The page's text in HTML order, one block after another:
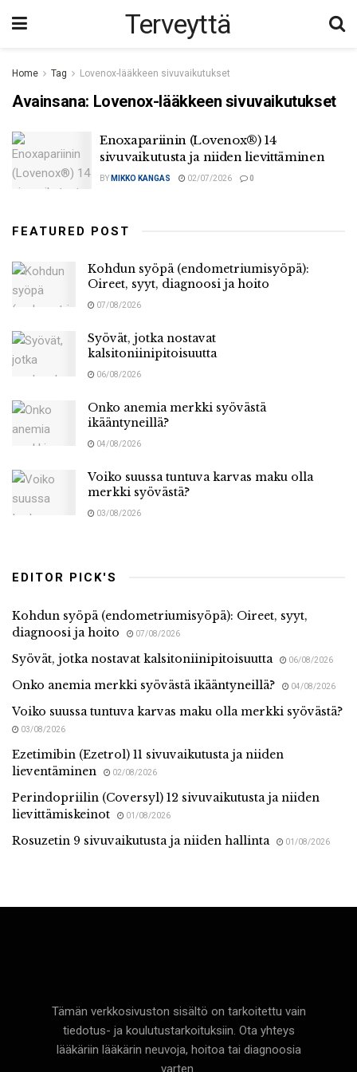
Terveyttä
Home Tag Lovenox-lääkkeen sivuvaikutukset
Avainsana: Lovenox-lääkkeen sivuvaikutukset
Enoxapariinin (Lovenox®) 14
sivuvaikutusta ja niiden lievittäminen
BY MIKKO KANGAS 02/07/2026 0
FEATURED POST
Kohdun syöpä (endometriumisyöpä):
Oireet, syyt, diagnoosi ja hoito
07/08/2026
Syövät, jotka nostavat
kalsitoniinipitoisuutta
06/08/2026
Onko anemia merkki syövästä
ikääntyneillä?
04/08/2026
Voiko suussa tuntuva karvas maku olla
merkki syövästä?
03/08/2026
EDITOR PICK'S
Kohdun syöpä (endometriumisyöpä): Oireet, syyt,
diagnoosi ja hoito
07/08/2026
Syövät, jotka nostavat kalsitoniinipitoisuutta 06/08/2026
Onko anemia merkki syövästä ikääntyneillä? 04/08/2026
Voiko suussa tuntuva karvas maku olla merkki syövästä?
03/08/2026
Ezetimibin (Ezetrol) 11 sivuvaikutusta ja niiden
lieventäminen
02/08/2026
Perindopriilin (Coversyl) 12 sivuvaikutusta ja niiden
lievittämiskeinot
01/08/2026
Rosuzetin 9 sivuvaikutusta ja niiden hallinta 01/08/2026
Tämän verkkosivuston sisältö on tarkoitettu vain
tiedotus- ja koulutustarkoituksiin. Ota yhteys
lääkäriin lääkärin neuvoja, hoitoa tai diagnoosia
varten.